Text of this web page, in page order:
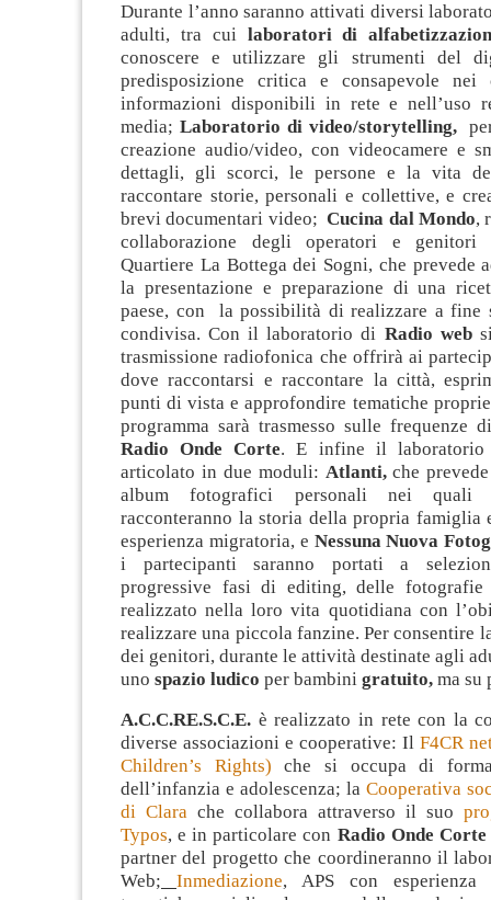
Durante l’anno saranno attivati diversi
adulti, tra cui laboratori di
conoscere e utilizzare gli strumenti del
predisposizione critica e consapevole nei
informazioni disponibili in rete e nell’uso
media; Laboratorio di video/storytelling,per
creazione audio/video, con videocamere e
dettagli, gli scorci, le persone e la vita
raccontare storie, personali e collettive, e
brevi documentari video;Cucina dal Mondo,
collaborazione degli operatori e
Quartiere La Bottega dei Sogni, che prevede
la presentazione e preparazione di una
paese, con la possibilità di realizzare a fine
condivisa. Con il laboratorio di Radio web
trasmissione radiofonica che offrirà ai
dove raccontarsi e raccontare la città,
punti di vista e approfondire tematiche
programma sarà trasmesso sulle frequenze
Radio Onde Corte. E infine il
articolato in due moduli: Atlanti,che
album fotografici personali nei quali
racconteranno la storia della propria famiglia
esperienza migratoria, e Nessuna Nuova
i partecipanti saranno portati a
progressive fasi di editing, delle fotografie
realizzato nella loro vita quotidiana con
realizzare una piccola fanzine. Per consentire
dei genitori, durante le attività destinate agli
uno spazio ludico per bambini gratuito, ma su
A.C.C.RE.S.C.E. è realizzato in rete con la
diverse associazioni e cooperative: Il F4CR
Children’s Rights) che si occupa di
dell’infanzia e adolescenza; la Cooperativa
di Clara che collabora attraverso il suo
Typos, e in particolare con Radio Onde Corte
partner del progetto che coordineranno il
Web; Inmediazione, APS ​con esperienza